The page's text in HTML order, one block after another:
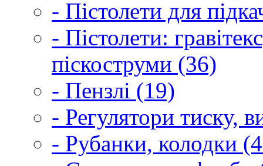
- Пістолети для
- Пістолети:
піскоструми (36)
- Пензлі (19)
- Регулятори тиску,
- Рубанки, колодки